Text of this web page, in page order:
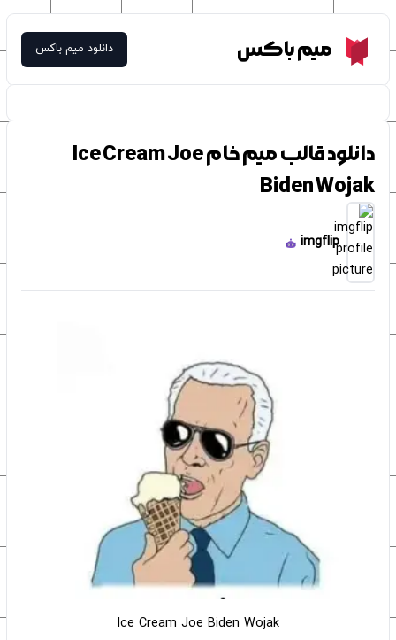
Meme Boxمیم باکس دانلود میم باکس
دانلود قالب میم خام Ice Cream Joe
Biden Wojak
imgflip
Ice Cream Joe Biden Wojak